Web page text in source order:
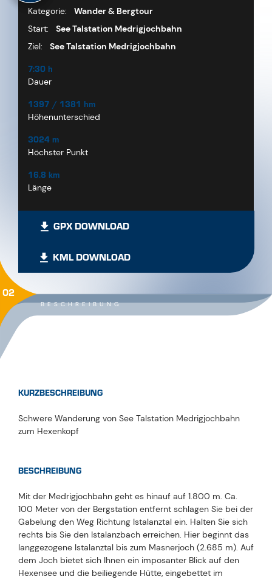
Kategorie:
Wander & Bergtour
Start:
See Talstation Medrigjochbahn
Ziel:
See Talstation Medrigjochbahn
7:30 h
Dauer
1397 / 1381 hm
Höhenunterschied
3024 m
Höchster Punkt
16.8 km
Länge
GPX DOWNLOAD
KML DOWNLOAD
BESCHREIBUNG
02
KURZBESCHREIBUNG
Schwere Wanderung von See Talstation Medrigjochbahn
zum Hexenkopf
BESCHREIBUNG
Mit der Medrigjochbahn geht es hinauf auf 1.800 m. Ca.
100 Meter von der Bergstation entfernt schlagen Sie bei der
Gabelung den Weg Richtung Istalanztal ein. Halten Sie sich
rechts bis Sie den Istalanzbach erreichen. Hier beginnt das
langgezogene Istalanztal bis zum Masnerjoch (2.685 m). Auf
dem Joch bietet sich Ihnen ein imposanter Blick auf den
Hexensee und die beiliegende Hütte, eingebettet im